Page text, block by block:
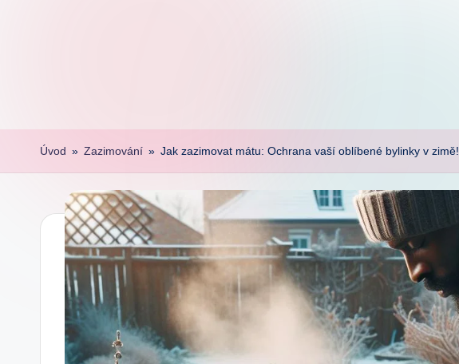
Úvod » Zazimování » Jak zazimovat mátu: Ochrana vaší oblíbené bylinky v zimě!